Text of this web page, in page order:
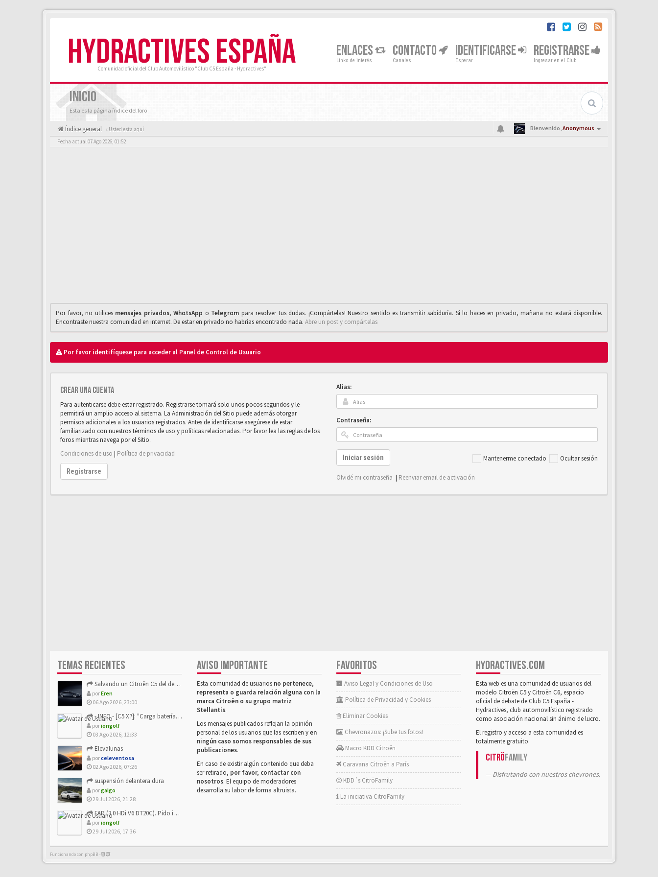
HYDRACTIVES ESPAÑA
Comunidad oficial del Club Automovilístico "Club C5 España - Hydractives"
ENLACES
Links de interés
CONTACTO
Canales
IDENTIFICARSE
Esperar
REGISTRARSE
Ingresar en el Club
INICIO
Esta es la página índice del foro
Índice general « Usted esta aquí Bienvenido,Anonymous
Fecha actual 07 Ago 2026, 01:52
Por favor, no utilices mensajes privados,WhαtsApp o Telegrαm para resolver tus dudas. ¡Compártelas! Nuestro sentido es transmitir sabiduría. Si lo haces en privado, mañana no estará disponible.
Encontraste nuestra comunidad en internet. De estar en privado no habrías encontrado nada. Abre un post y compártelas
Por favor identifíquese para acceder al Panel de Control de Usuario
Crear una cuenta
Para autenticarse debe estar registrado. Registrarse tomará solo unos pocos segundos y le
permitirá un amplio acceso al sistema. La Administración del Sitio puede además otorgar
permisos adicionales a los usuarios registrados. Antes de identificarse asegúrese de estar
familiarizado con nuestros términos de uso y políticas relacionadas. Por favor lea las reglas de los
foros mientras navega por el Sitio.
Condiciones de uso | Política de privacidad
Registrarse
Alias:
Contraseña:
Mantenerme conectado Ocultar sesión
Iniciar sesión
Olvidé mi contraseña | Reenviar email de activación
TEMAS RECIENTES
Salvando un Citroën C5 del desguace: Presentación y seguimiento
porEren
06 Ago 2026, 23:00
- INFO - [C5 X7]: "Carga batería o alimentación eléctri...
poriongolf
03 Ago 2026, 12:33
Elevalunas
porceleventosa
02 Ago 2026, 07:26
suspensión delantera dura
porgalgo
29 Jul 2026, 21:28
FAP (3.0 HDi V6 DT20C). Pido info sobre su sustitución
poriongolf
29 Jul 2026, 17:36
AVISO IMPORTANTE
Esta comunidad de usuarios no pertenece,
representa o guarda relación alguna con la
marca Citroën o su grupo matriz
Stellantis.
Los mensajes publicados reflejan la opinión
personal de los usuarios que las escriben yen
ningún caso somos responsables de sus
publicaciones.
En caso de existir algún contenido que deba
ser retirado, por favor, contactar con
nosotros. El equipo de moderadores
desarrolla su labor de forma altruista.
FAVORITOS
Aviso Legal y Condiciones de Uso
Política de Privacidad y Cookies
Eliminar Cookies
Chevronazos: ¡Sube tus fotos!
Macro KDD Citroën
Caravana Citroën a París
KDD´s CitröFamily
La iniciativa CitröFamily
HYDRACTIVES.COM
Esta web es una comunidad de usuarios del
modelo Citroën C5 y Citroën C6, espacio
oficial de debate de Club C5 España -
Hydractives, club automovilístico registrado
como asociación nacional sin ánimo de lucro.
El registro y acceso a esta comunidad es
totalmente gratuito.
CitröFamily
Disfrutando con nuestros chevrones.
Funcionando con phpBB -